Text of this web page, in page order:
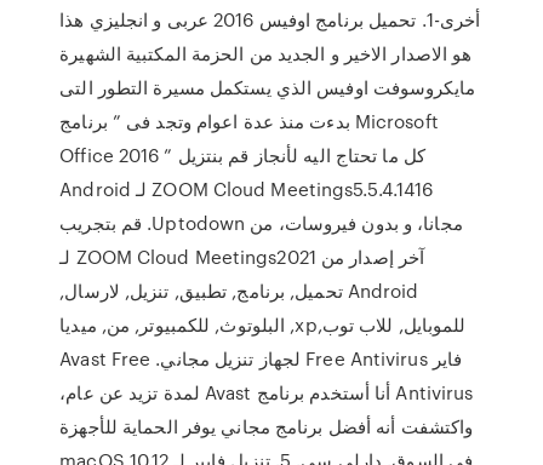
أخرى-1. تحميل برنامج اوفيس 2016 عربى و انجليزي هذا
هو الاصدار الاخير و الجديد من الحزمة المكتبية الشهيرة
مايكروسوفت اوفيس الذي يستكمل مسيرة التطور التى
بدءت منذ عدة اعوام وتجد فى ” برنامج Microsoft
Office 2016 ” كل ما تحتاج اليه لأنجاز ‫قم بنتزيل
ZOOM Cloud Meetings5.5.4.1416 لـ Android
مجانا، و بدون فيروسات، من Uptodown. قم بتجريب
آخر إصدار من ZOOM Cloud Meetings2021 لـ
Android تحميل, برنامج, تطبيق, تنزيل, لارسال,
للموبايل, للاب توب,xp, البلوتوث, للكمبيوتر, من, ميديا
فاير Free Antivirus لجهاز تنزيل مجاني. Avast Free
Antivirus أنا أستخدم برنامج Avast لمدة تزيد عن عام،
واكتشفت أنه أفضل برنامج مجاني يوفر الحماية للأجهزة
في السوق. دارلي سي. 5. تنزيل فايبر لـ macOS 10.12